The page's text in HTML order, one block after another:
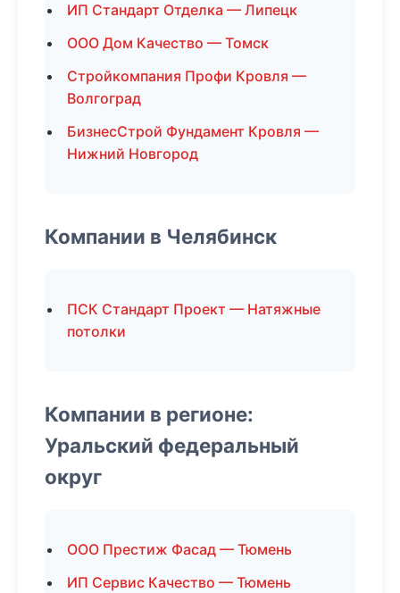
ИП Стандарт Отделка — Липецк
ООО Дом Качество — Томск
Стройкомпания Профи Кровля —
Волгоград
БизнесСтрой Фундамент Кровля —
Нижний Новгород
Компании в Челябинск
ПСК Стандарт Проект — Натяжные
потолки
Компании в регионе:
Уральский федеральный
округ
ООО Престиж Фасад — Тюмень
ИП Сервис Качество — Тюмень